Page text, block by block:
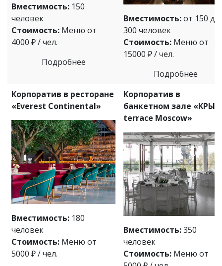
Вместимость: 150
человек
Стоимость: Меню от
4000 ₽ / чел.
Подробнее
Вместимость:от 150 до
300 человек
Стоимость: Меню от
15000 ₽ / чел.
Подробнее
Корпоратив в ресторане
«Everest Continental»
Вместимость: 180
человек
Стоимость: Меню от
5000 ₽ / чел.
Корпоратив в
банкетном зале «КРЫМ
terrace Moscow»
Вместимость:350
человек
Стоимость: Меню от